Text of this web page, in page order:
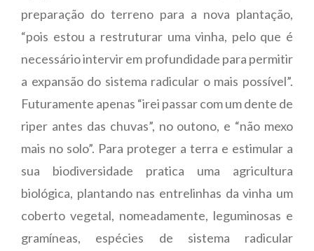
preparação do terreno para a nova plantação,
“pois estou a restruturar uma vinha, pelo que é
necessário intervir em profundidade para permitir
a expansão do sistema radicular o mais possível”.
Futuramente apenas “irei passar com um dente de
riper antes das chuvas”, no outono, e “não mexo
mais no solo”. Para proteger a terra e estimular a
sua biodiversidade pratica uma agricultura
biológica, plantando nas entrelinhas da vinha um
coberto vegetal, nomeadamente, leguminosas e
gramíneas, espécies de sistema radicular